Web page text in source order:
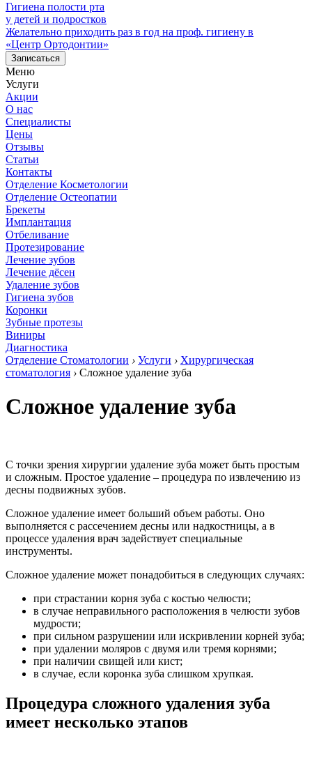
Гигиена полости рта
у детей и подростков
Желательно приходить раз в год на проф. гигиену в
«Центр Ортодонтии»
Записаться
Меню
Услуги
Акции
О нас
Специалисты
Цены
Отзывы
Статьи
Контакты
Отделение Косметологии
Отделение Остеопатии
Брекеты
Имплантация
Отбеливание
Протезирование
Лечение зубов
Лечение дёсен
Удаление зубов
Гигиена зубов
Коронки
Зубные протезы
Виниры
Диагностика
Отделение Стоматологии › Услуги › Хирургическая
стоматология › Сложное удаление зуба
Сложное удаление зуба
С точки зрения хирургии удаление зуба может быть простым
и сложным. Простое удаление – процедура по извлечению из
десны подвижных зубов.
Сложное удаление имеет больший объем работы. Оно
выполняется с рассечением десны или надкостницы, а в
процессе удаления врач задействует специальные
инструменты.
Сложное удаление может понадобиться в следующих случаях:
при страстании корня зуба с костью челюсти;
в случае неправильного расположения в челюсти зубов
мудрости;
при сильном разрушении или искривлении корней зуба;
при удалении моляров с двумя или тремя корнями;
при наличии свищей или кист;
в случае, если коронка зуба слишком хрупкая.
Процедура сложного удаления зуба
имеет несколько этапов